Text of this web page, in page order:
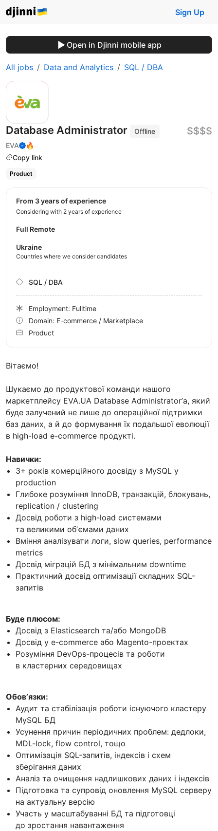
Sign Up
Open in Djinni mobile app
All jobs Data and Analytics SQL / DBA
Database Administrator
Offline
EVA
🔥
Copy link
$$$$
Product
Вітаємо!
Шукаємо до продуктової команди нашого
маркетплейсу EVA.UA Database Administrator’а, який
буде залучений не лише до операційної підтримки
баз даних, а й до формування їх подальшої еволюції
в high-load e-commerce продукті.
Навички:
3+ років комерційного досвіду з MySQL у
production
Глибоке розуміння InnoDB, транзакцій, блокувань,
replication / clustering
Досвід роботи з high-load системами
та великими обʼємами даних
Вміння аналізувати логи, slow queries, performance
metrics
Досвід міграцій БД з мінімальним downtime
Практичний досвід оптимізації складних SQL-
запитів
Буде плюсом:
Досвід з Elasticsearch та/або MongoDB
Досвід у e-commerce або Magento-проектах
Розуміння DevOps-процесів та роботи
в кластерних середовищах
Обовʼязки:
Аудит та стабілізація роботи існуючого кластеру
MySQL БД
Усунення причин періодичних проблем: дедлоки,
MDL-lock, flow control, тощо
Оптимізація SQL-запитів, індексів і схем
зберігання даних
Аналіз та очищення надлишкових даних і індексів
Підготовка та супровід оновлення MySQL серверу
на актуальну версію
Участь у масштабуванні БД та підготовці
до зростання навантаження
from 3 years of experience
Considering with 2 years of experience
Full Remote
Ukraine
Countries where we consider candidates
SQL / DBA
Employment: Fulltime
Domain: E-commerce / Marketplace
Product